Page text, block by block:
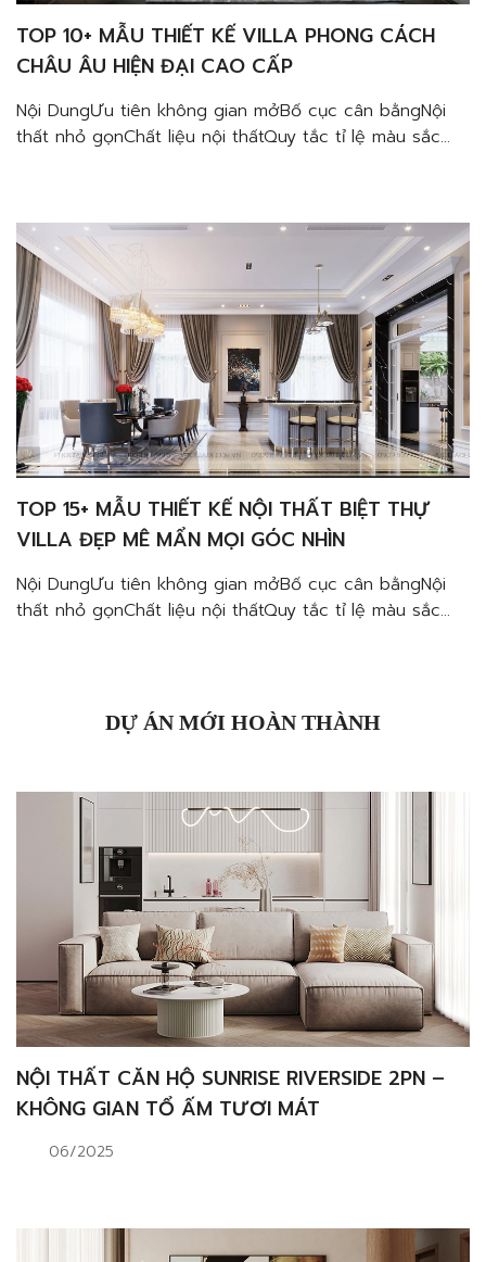
TOP 10+ MẪU THIẾT KẾ VILLA PHONG CÁCH
CHÂU ÂU HIỆN ĐẠI CAO CẤP
Nội DungƯu tiên không gian mởBố cục cân bằngNội
thất nhỏ gọnChất liệu nội thấtQuy tắc tỉ lệ màu sắc
bài […]
TOP 15+ MẪU THIẾT KẾ NỘI THẤT BIỆT THỰ
VILLA ĐẸP MÊ MẨN MỌI GÓC NHÌN
Nội DungƯu tiên không gian mởBố cục cân bằngNội
thất nhỏ gọnChất liệu nội thấtQuy tắc tỉ lệ màu sắc
DỰ ÁN MỚI HOÀN THÀNH
NỘI THẤT CĂN HỘ SUNRISE RIVERSIDE 2PN –
KHÔNG GIAN TỔ ẤM TƯƠI MÁT
06/2025